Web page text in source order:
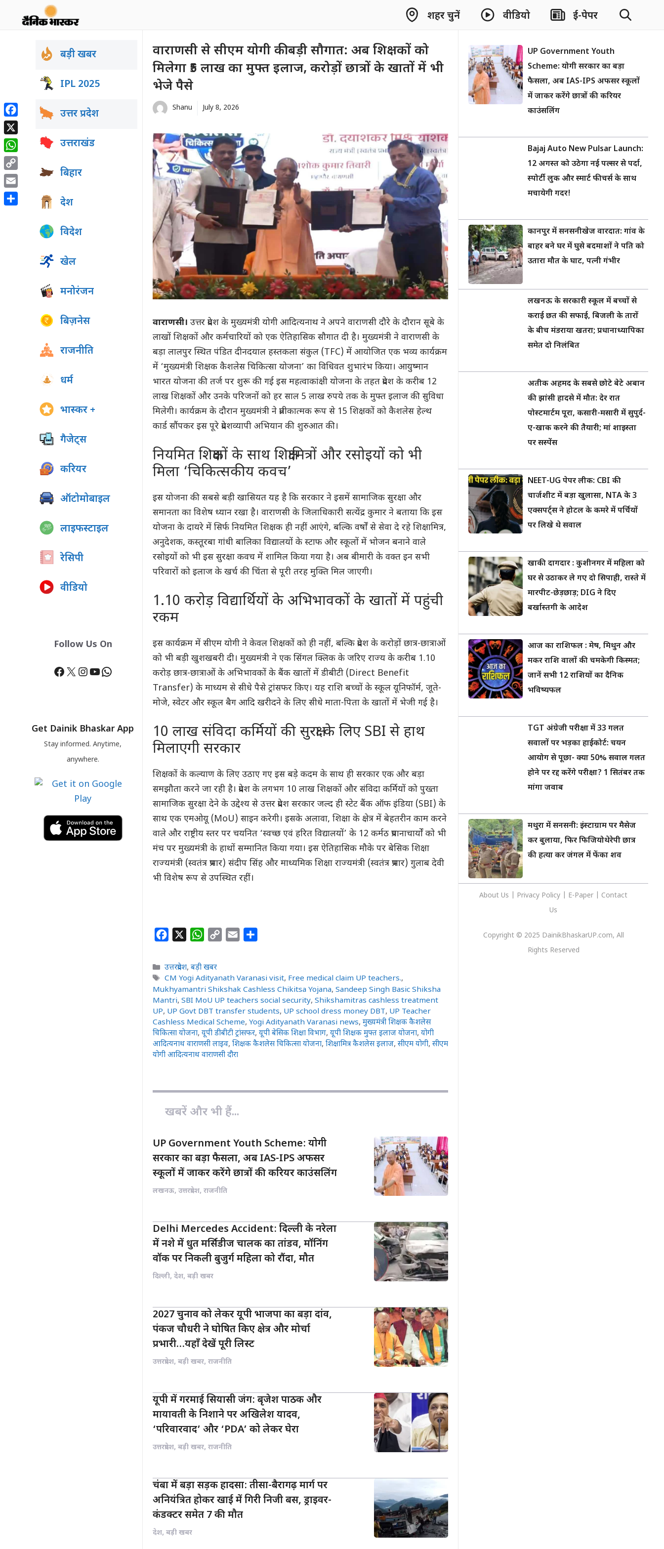
शहर चुनें वीडियो ई-पेपर
वाराणसी से सीएम योगी की बड़ी सौगात: अब शिक्षकों को
मिलेगा ₹5 लाख का मुफ्त इलाज, करोड़ों छात्रों के खातों में भी
भेजे पैसे
Shanu July 8, 2026
वाराणसी। उत्तर प्रदेश के मुख्यमंत्री योगी आदित्यनाथ ने अपने वाराणसी दौरे के दौरान सूबे के
लाखों शिक्षकों और कर्मचारियों को एक ऐतिहासिक सौगात दी है। मुख्यमंत्री ने वाराणसी के
बड़ा लालपुर स्थित पंडित दीनदयाल हस्तकला संकुल (TFC) में आयोजित एक भव्य कार्यक्रम
में ‘मुख्यमंत्री शिक्षक कैशलेस चिकित्सा योजना’ का विधिवत शुभारंभ किया। आयुष्मान
भारत योजना की तर्ज पर शुरू की गई इस महत्वाकांक्षी योजना के तहत प्रदेश के करीब 12
लाख शिक्षकों और उनके परिजनों को हर साल 5 लाख रुपये तक के मुफ्त इलाज की सुविधा
मिलेगी। कार्यक्रम के दौरान मुख्यमंत्री ने प्रतीकात्मक रूप से 15 शिक्षकों को कैशलेस हेल्थ
कार्ड सौंपकर इस पूरे प्रदेशव्यापी अभियान की शुरुआत की।
नियमित शिक्षकों के साथ शिक्षामित्रों और रसोइयों को भी
मिला ‘चिकित्सकीय कवच’
इस योजना की सबसे बड़ी खासियत यह है कि सरकार ने इसमें सामाजिक सुरक्षा और
समानता का विशेष ध्यान रखा है। वाराणसी के जिलाधिकारी सत्येंद्र कुमार ने बताया कि इस
योजना के दायरे में सिर्फ नियमित शिक्षक ही नहीं आएंगे, बल्कि वर्षों से सेवा दे रहे शिक्षामित्र,
अनुदेशक, कस्तूरबा गांधी बालिका विद्यालयों के स्टाफ और स्कूलों में भोजन बनाने वाले
रसोइयों को भी इस सुरक्षा कवच में शामिल किया गया है। अब बीमारी के वक्त इन सभी
परिवारों को इलाज के खर्च की चिंता से पूरी तरह मुक्ति मिल जाएगी।
1.10 करोड़ विद्यार्थियों के अभिभावकों के खातों में पहुंची
रकम
इस कार्यक्रम में सीएम योगी ने केवल शिक्षकों को ही नहीं, बल्कि प्रदेश के करोड़ों छात्र-छात्राओं
को भी बड़ी खुशखबरी दी। मुख्यमंत्री ने एक सिंगल क्लिक के जरिए राज्य के करीब 1.10
करोड़ छात्र-छात्राओं के अभिभावकों के बैंक खातों में डीबीटी (Direct Benefit
Transfer) के माध्यम से सीधे पैसे ट्रांसफर किए। यह राशि बच्चों के स्कूल यूनिफॉर्म, जूते-
मोजे, स्वेटर और स्कूल बैग आदि खरीदने के लिए सीधे माता-पिता के खातों में भेजी गई है।
10 लाख संविदा कर्मियों की सुरक्षा के लिए SBI से हाथ
मिलाएगी सरकार
शिक्षकों के कल्याण के लिए उठाए गए इस बड़े कदम के साथ ही सरकार एक और बड़ा
समझौता करने जा रही है। प्रदेश के लगभग 10 लाख शिक्षकों और संविदा कर्मियों को पुख्ता
सामाजिक सुरक्षा देने के उद्देश्य से उत्तर प्रदेश सरकार जल्द ही स्टेट बैंक ऑफ इंडिया (SBI) के
साथ एक एमओयू (MoU) साइन करेगी। इसके अलावा, शिक्षा के क्षेत्र में बेहतरीन काम करने
वाले और राष्ट्रीय स्तर पर चयनित ‘स्वच्छ एवं हरित विद्यालयों’ के 12 कर्मठ प्रधानाचार्यों को भी
मंच पर मुख्यमंत्री के हाथों सम्मानित किया गया। इस ऐतिहासिक मौके पर बेसिक शिक्षा
राज्यमंत्री (स्वतंत्र प्रभार) संदीप सिंह और माध्यमिक शिक्षा राज्यमंत्री (स्वतंत्र प्रभार) गुलाब देवी
भी विशेष रूप से उपस्थित रहीं।
c
e
b
o
o
k
W
a
t
s
A
p
p
y
L
i
n
k
i
l
r
e
Categories
उत्तरप्रदेश,बड़ी खबर
Tags
CM Yogi Adityanath Varanasi visit, Free medical claim UP teachers.,
Mukhyamantri Shikshak Cashless Chikitsa Yojana, Sandeep Singh Basic Shiksha
Mantri, SBI MoU UP teachers social security, Shikshamitras cashless treatment
UP, UP Govt DBT transfer students, UP school dress money DBT, UP Teacher
Cashless Medical Scheme, Yogi Adityanath Varanasi news, मुख्यमंत्री शिक्षक कैशलेस
चिकित्सा योजना, यूपी डीबीटी ट्रांसफर, यूपी बेसिक शिक्षा विभाग, यूपी शिक्षक मुफ्त इलाज योजना, योगी
आदित्यनाथ वाराणसी लाइव, शिक्षक कैशलेस चिकित्सा योजना, शिक्षामित्र कैशलेस इलाज, सीएम योगी, सीएम
योगी आदित्यनाथ वाराणसी दौरा
खबरें और भी हैं...
UP Government Youth Scheme: योगी
सरकार का बड़ा फैसला, अब IAS-IPS अफसर
स्कूलों में जाकर करेंगे छात्रों की करियर काउंसलिंग
लखनऊ, उत्तरप्रदेश, राजनीति
Delhi Mercedes Accident: दिल्ली के नरेला
में नशे में धुत मर्सिडीज चालक का तांडव, मॉनिंग
वॉक पर निकली बुजुर्ग महिला को रौंदा, मौत
दिल्ली, देश, बड़ी खबर
2027 चुनाव को लेकर यूपी भाजपा का बड़ा दांव,
पंकज चौधरी ने घोषित किए क्षेत्र और मोर्चा
प्रभारी…यहाँ देखें पूरी लिस्ट
उत्तरप्रदेश, बड़ी खबर, राजनीति
यूपी में गरमाई सियासी जंग: बृजेश पाठक और
मायावती के निशाने पर अखिलेश यादव,
‘परिवारवाद’ और ‘PDA’ को लेकर घेरा
उत्तरप्रदेश, बड़ी खबर, राजनीति
चंबा में बड़ा सड़क हादसा: तीसा-बैरागढ़ मार्ग पर
अनियंत्रित होकर खाई में गिरी निजी बस, ड्राइवर-
कंडक्टर समेत 7 की मौत
देश, बड़ी खबर
बड़ी खबर
IPL 2025
उत्तर प्रदेश
उत्तराखंड
बिहार
देश
विदेश
खेल
मनोरंजन
बिज़नेस
राजनीति
धर्म
भास्कर +
गैजेट्स
करियर
ऑटोमोबाइल
लाइफस्टाइल
रेसिपी
वीडियो
Follow Us On
Facebook
X Instagram
YouTube
WhatsApp
Get Dainik Bhaskar App
Stay informed. Anytime,
anywhere.
UP Government Youth
Scheme: योगी सरकार का बड़ा
फैसला, अब IAS-IPS अफसर स्कूलों
में जाकर करेंगे छात्रों की करियर
काउंसलिंग
Bajaj Auto New Pulsar Launch:
12 अगस्त को उठेगा नई पल्सर से पर्दा,
स्पोर्टी लुक और स्मार्ट फीचर्स के साथ
मचायेगी गदर!
कानपुर में सनसनीखेज वारदात: गांव के
बाहर बने घर में घुसे बदमाशों ने पति को
उतारा मौत के घाट, पत्नी गंभीर
लखनऊ के सरकारी स्कूल में बच्चों से
कराई छत की सफाई, बिजली के तारों
के बीच मंडराया खतरा; प्रधानाध्यापिका
समेत दो निलंबित
अतीक अहमद के सबसे छोटे बेटे अबान
की झांसी हादसे में मौत: देर रात
पोस्टमार्टम पूरा, कसारी-मसारी में सुपुर्द-
ए-खाक करने की तैयारी; मां शाइस्ता
पर सस्पेंस
NEET-UG पेपर लीक: CBI की
चार्जशीट में बड़ा खुलासा, NTA के 3
एक्सपर्ट्स ने होटल के कमरे में पर्चियों
पर लिखे थे सवाल
खाकी दागदार : कुशीनगर में महिला को
घर से उठाकर ले गए दो सिपाही, रास्ते में
मारपीट-छेड़छाड़; DIG ने दिए
बर्खास्तगी के आदेश
आज का राशिफल : मेष, मिथुन और
मकर राशि वालों की चमकेगी किस्मत;
जानें सभी 12 राशियों का दैनिक
भविष्यफल
TGT अंग्रेजी परीक्षा में 33 गलत
सवालों पर भड़का हाईकोर्ट: चयन
आयोग से पूछा- क्या 50% सवाल गलत
होने पर रद्द करेंगे परीक्षा? 1 सितंबर तक
मांगा जवाब
मथुरा में सनसनी: इंस्टाग्राम पर मैसेज
कर बुलाया, फिर फिजियोथेरेपी छात्र
की हत्या कर जंगल में फेंका शव
About Us Privacy Policy E-Paper
Contact
Us
Copyright © 2025 DainikBhaskarUP.com, All
Rights Reserved
Facebook
X
WhatsApp
Copy
Link
Email